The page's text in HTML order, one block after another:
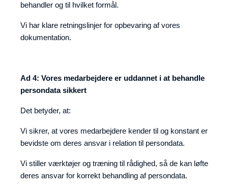
behandler og til hvilket formål.
Vi har klare retningslinjer for opbevaring af vores
dokumentation.
Ad 4: Vores medarbejdere er uddannet i at behandle
persondata sikkert
Det betyder, at:
Vi sikrer, at vores medarbejdere kender til og konstant er
bevidste om deres ansvar i relation til persondata.
Vi stiller værktøjer og træning til rådighed, så de kan løfte
deres ansvar for korrekt behandling af persondata.